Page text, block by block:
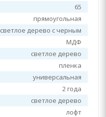
65
прямоугольная
светлое дерево с черным
МДФ
светлое дерево
пленка
универсальная
2 года
светлое дерево
лофт